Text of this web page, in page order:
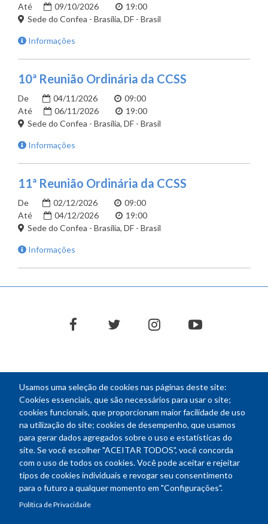
Usamos uma seleção de cookies nas páginas deste site:
Cookies essenciais, que são necessários para usar o site;
cookies funcionais, que proporcionam maior facilidade de uso
na utilização do site; cookies de desempenho, que usamos
para gerar dados agregados sobre o uso e estatísticas do
site. Se você escolher "ACEITAR TODOS", você concorda
com o uso de todos os cookies. Você pode aceitar e rejeitar
tipos de cookies individuais e revogar seu consentimento
para o futuro a qualquer momento em "Configurações".
Política de Privacidade
Até
09/10/2026
19:00
Sede do Confea - Brasília, DF - Brasil
Informações
10ª Reunião Ordinária da CCSS
De 04/11/2026
09:00
Até
06/11/2026
19:00
Sede do Confea - Brasília, DF - Brasil
Informações
11ª Reunião Ordinária da CCSS
De 02/12/2026
09:00
Até
04/12/2026
19:00
Sede do Confea - Brasília, DF - Brasil
Informações
facebooktwitter instagramyoutube
NEWSLETTER
Endereço: SEPN 508, Bloco A
70740-541 - Brasília-DF